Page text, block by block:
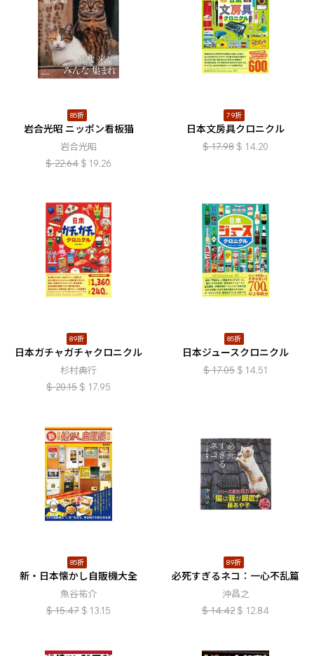
85折
岩合光昭 ニッポン看板猫
岩合光昭
$ 22.64 $ 19.26
79折
日本文房具クロニクル
$ 17.98 $ 14.20
89折
日本ガチャガチャクロニクル
杉村典行
$ 20.15 $ 17.95
85折
日本ジュースクロニクル
$ 17.05 $ 14.51
85折
新・日本懐かし自販機大全
魚谷祐介
$ 15.47 $ 13.15
89折
必死すぎるネコ：一心不乱篇
沖昌之
$ 14.42 $ 12.84